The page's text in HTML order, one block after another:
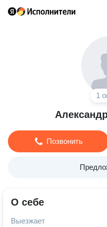
1
Позвонить
О себе
Выезжает